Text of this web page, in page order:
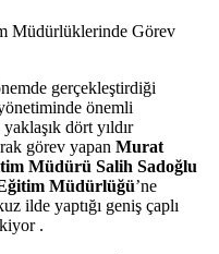
gerçekleştirdiği
önemli
dört yıldır
görev yapan Murat
Müdürü Salih Sadoğlu
Müdürlüğü’ne
ilde yaptığı geniş çaplı
.